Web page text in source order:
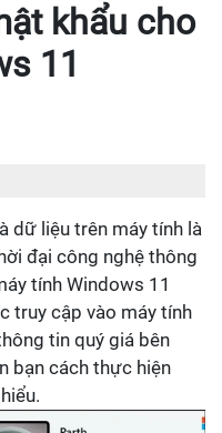
khẩu cho
11
dữ liệu trên máy tính là
đại công nghệ thông
tính Windows 11
truy cập vào máy tính
tin quý giá bên
bạn cách thực hiện